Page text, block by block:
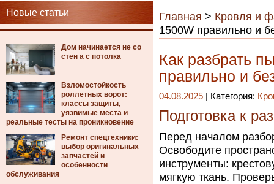
Новые статьи
Дом начинается не со
стен а с потолка
Взломостойкость
роллетных ворот:
классы защиты,
уязвимые места и
реальные тесты на проникновение
Ремонт спецтехники:
выбор оригинальных
запчастей и
особенности
обслуживания
Главная > Кровля и
1500W правильно и
Как разбрать
правильно и
04.08.2025 | Категория:
Подготовка к
Перед началом
Освободите
инструменты:
мягкую ткань.